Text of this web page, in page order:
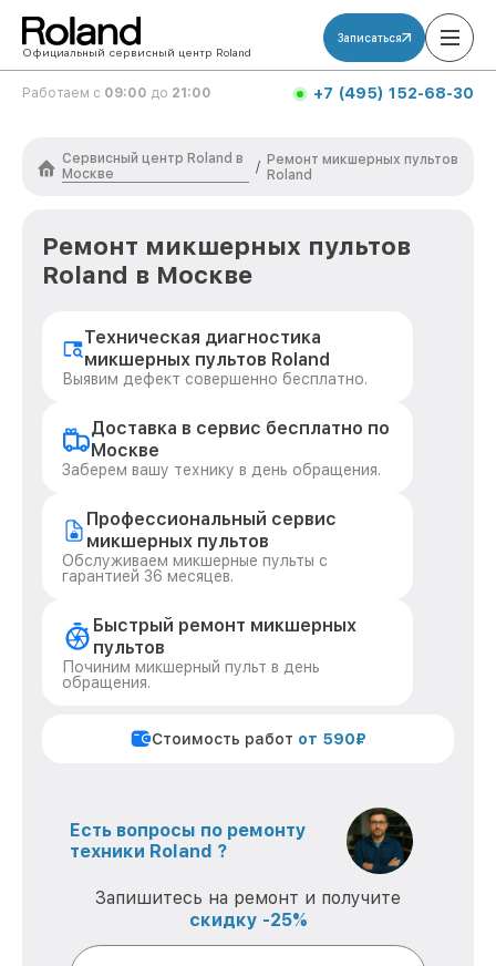
Официальный сервисный центр Roland
Записаться
Работаем с 09:00 до 21:00 +7 (495) 152-68-30
Сервисный центр Roland в
Москве
/ Ремонт микшерных пультов
Roland
Ремонт микшерных пультов
Roland в Москве
Техническая диагностика
микшерных пультов Roland
Выявим дефект совершенно бесплатно.
Доставка в сервис бесплатно по
Москве
Заберем вашу технику в день обращения.
Профессиональный сервис
микшерных пультов
Обслуживаем микшерные пульты с
гарантией 36 месяцев.
Быстрый ремонт микшерных
пультов
Починим микшерный пульт в день
обращения.
Стоимость работ от 590₽
Есть вопросы по ремонту
техники Roland ?
Запишитесь на ремонт и получите
скидку -25%